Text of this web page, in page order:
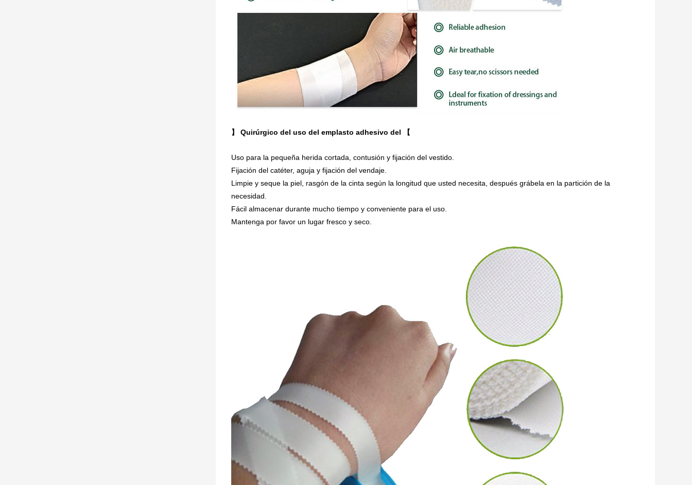
】 Quirúrgico del uso del emplasto adhesivo del 【
Uso para la pequeña herida cortada, contusión y fijación del vestido.
Fijación del catéter, aguja y fijación del vendaje.
Limpie y seque la piel, rasgón de la cinta según la longitud que usted necesita, después grábela en la partición de la
necesidad.
Fácil almacenar durante mucho tiempo y conveniente para el uso.
Mantenga por favor un lugar fresco y seco.